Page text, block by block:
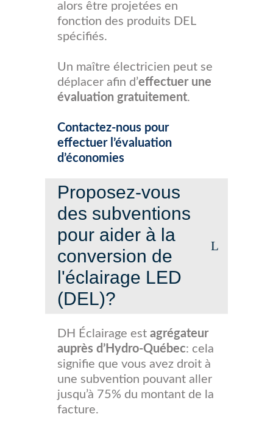
alors être projetées en
fonction des produits DEL
spécifiés.
Un maître électricien peut se
déplacer afin d’effectuer une
évaluation gratuitement.
Contactez-nous pour
effectuer l’évaluation
d’économies
Proposez-vous
des subventions
pour aider à la
conversion de
l'éclairage LED
(DEL)?
DH Éclairage est agrégateur
auprès d’Hydro-Québec: cela
signifie que vous avez droit à
une subvention pouvant aller
jusqu’à 75% du montant de la
facture.